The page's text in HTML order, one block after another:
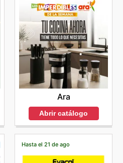
Ara
Abrir catálogo
Hasta el 21 de ago